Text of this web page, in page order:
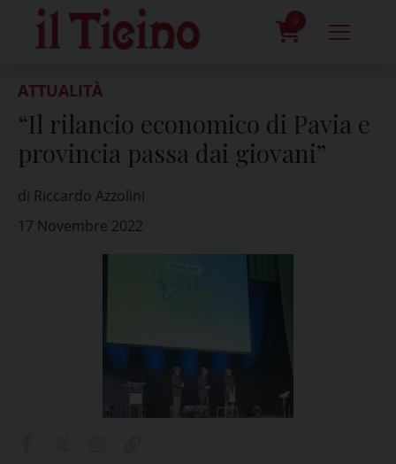
content
0
ATTUALITÀ
“Il rilancio economico di Pavia e
provincia passa dai giovani”
di Riccardo Azzolini
17 Novembre 2022